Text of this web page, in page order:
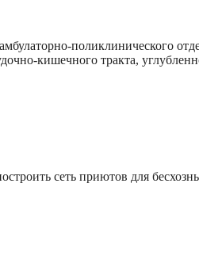
амбулаторно-поликлинического
кишечного тракта,
сеть приютов для